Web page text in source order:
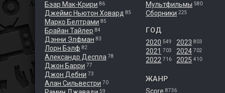
Бэар Мак-Крири 86
Джеймс Ньютон Ховард 85
Марко Белтрами 85
Брайан Тайлер 84
Дэнни Элфман 83
Лорн Бэлф 82
Александр Деспла 78
Джон Барри 77
Джон Дебни 73
Алан Сильвестри 70
59
Мультфильмы 580
Сборники 225
ГОД
2020 549
2021 703
2022 716
2023 803
2024 702
2025 410
ЖАНР
Score 8736